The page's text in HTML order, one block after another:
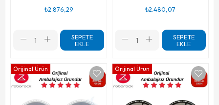
₺2.876,29
SEPETE
EKLE
₺2.480,07
SEPETE
EKLE
Orijinal Ürün Orijinal Ürün